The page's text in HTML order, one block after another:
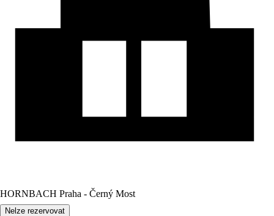
HORNBACH Praha - Černý Most
Nelze rezervovat